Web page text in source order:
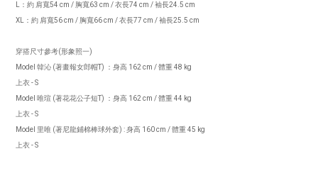
L：約 肩寬54 cm / 胸寬63 cm / 衣長74 cm / 袖長24.5 cm
XL：約 肩寬56 cm / 胸寬66 cm / 衣長77 cm / 袖長25.5 cm
穿搭尺寸參考(形象照一)
Model 韓沁 (著畫報女郎帽T) ：身高 162 cm / 體重 48 kg
上衣 - S
Model 唯瑄 (著花花公子短T) ：身高 162 cm / 體重 44 kg
上衣 - S
Model 里唯 (著尼龍鋪棉棒球外套) : 身高 160 cm / 體重 45 kg
上衣 - S